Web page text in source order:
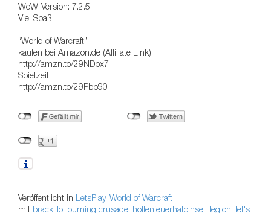
WoW-Version: 7.2.5
Viel Spaß!
———-
“World of Warcraft”
kaufen bei Amazon.de (Affiliate Link):
http://amzn.to/29NDbx7
Spielzeit:
http://amzn.to/29Pbb90
Veröffentlicht in LetsPlay, World of Warcraft
mit brackfllo, burning crusade, höllenfeuerhalbinsel, legion, let's